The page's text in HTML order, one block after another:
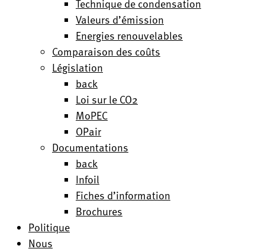
Technique de condensation
Valeurs d’émission
Energies renouvelables
Comparaison des coûts
Législation
back
Loi sur le CO2
MoPEC
OPair
Documentations
back
Infoil
Fiches d’information
Brochures
Politique
Nous